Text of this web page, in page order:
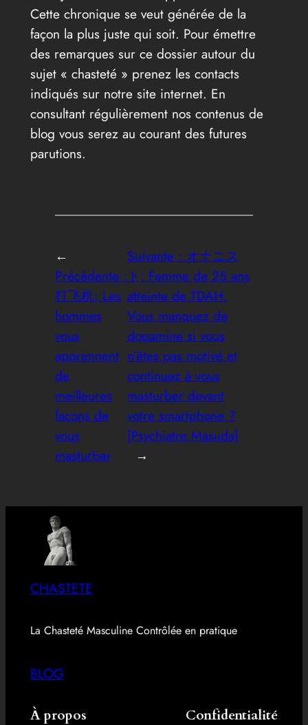
Cette chronique se veut générée de la
façon la plus juste qui soit. Pour émettre
des remarques sur ce dossier autour du
sujet « chasteté » prenez les contacts
indiqués sur notre site internet. En
consultant régulièrement nos contenus de
blog vous serez au courant des futures
parutions.
←
Précédente :
打飞机; Les
hommes
vous
apprennent
de
meilleures
façons de
vous
masturber
Suivante : オナニス
ト; Femme de 25 ans
atteinte de TDAH.
Vous manquez de
dopamine si vous
n’êtes pas motivé et
continuez à vous
masturber devant
votre smartphone ?
[Psychiatre Masuda]
→
CHASTETE
La Chasteté Masculine Contrôlée en pratique
BLOG
À propos Confidentialité